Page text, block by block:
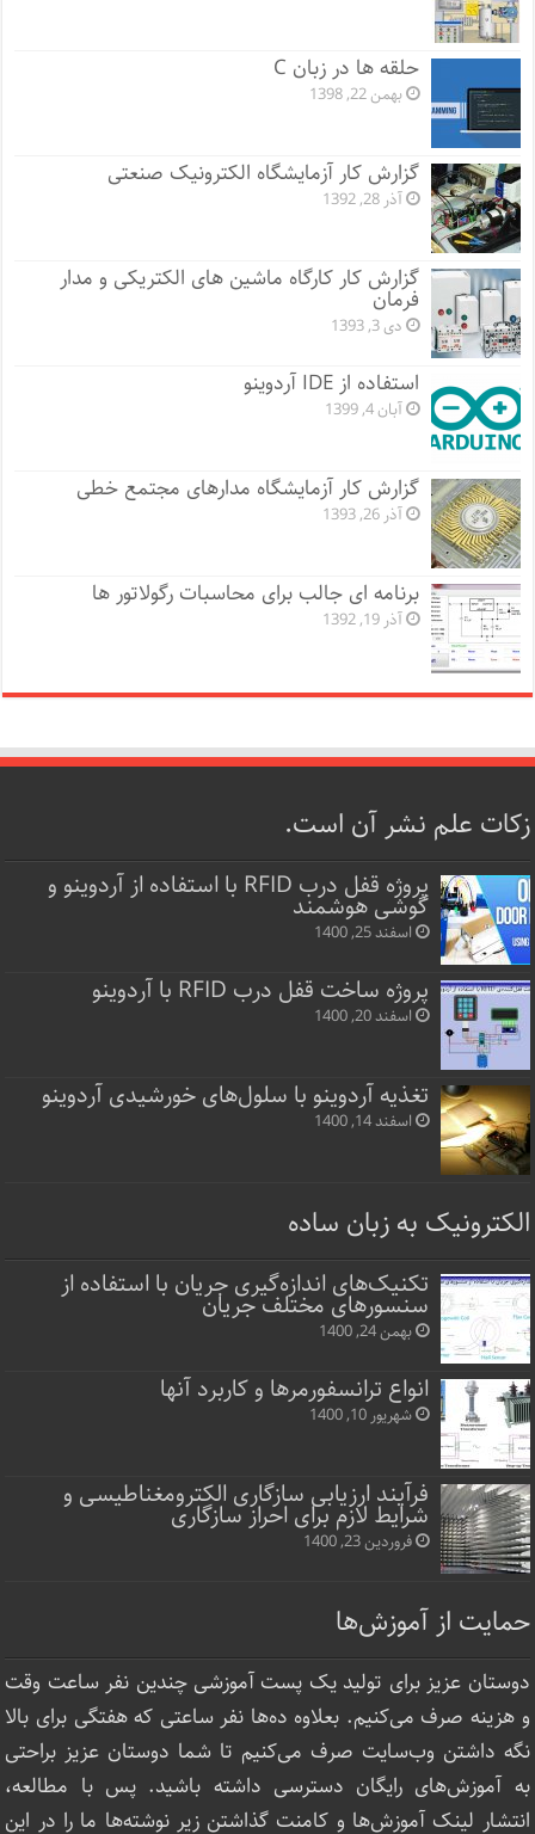
حلقه ها در زبان C
بهمن 22, 1398
گزارش کار آزمایشگاه الکترونیک صنعتی
آذر 28, 1392
گزارش کار کارگاه ماشین های الکتریکی و مدار
فرمان
دی 3, 1393
استفاده از IDE آردوینو
آبان 4, 1399
گزارش کار آزمایشگاه مدارهای مجتمع خطی
آذر 26, 1393
برنامه ای جالب برای محاسبات رگولاتور ها
آذر 19, 1392
زکات علم نشر آن است.
پروژه قفل‌ درب RFID با استفاده از آردوینو و
گوشی هوشمند
اسفند 25, 1400
پروژه ساخت قفل‌ درب RFID با آردوینو
اسفند 20, 1400
تغذیه آردوینو با سلول‌های خورشیدی آردوینو
اسفند 14, 1400
الکترونیک به زبان ساده
تکنیک‌های اندازه‌گیری جریان با استفاده از
سنسورهای مختلف جریان
بهمن 24, 1400
انواع ترانسفورمرها و کاربرد آنها
شهریور 10, 1400
فرآیند ارزیابی سازگاری الکترومغناطیسی و
شرایط لازم برای احراز سازگاری
فروردین 23, 1400
حمایت از آموزش‌ها
دوستان عزیز برای تولید یک پست آموزشی چندین نفر ساعت‌ وقت
و هزینه صرف می‌کنیم. بعلاوه ده‌ها نفر ساعتی که هفتگی برای بالا
نگه داشتن وب‌سایت صرف ‌می‌کنیم تا شما دوستان عزیز براحتی
به آموزش‌های رایگان دسترسی داشته باشید. پس با مطالعه،
انتشار لینک‌ آموزش‌ها و کامنت گذاشتن زیر نوشته‌‌ها ما را در این